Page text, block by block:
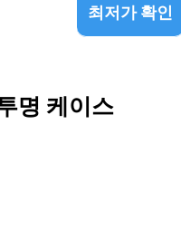
최저가 확인
명 케이스